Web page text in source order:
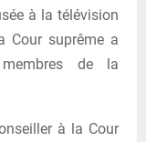
à la télévision
Cour suprême a
de la
à la Cour